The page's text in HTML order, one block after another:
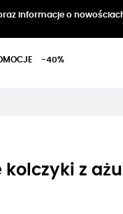
informacje o
-40%
kolczyki z